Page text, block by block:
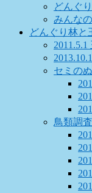
どんぐ
みんな
どんぐり林と
セミの
鳥類調